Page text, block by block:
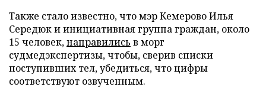
Также стало известно, что мэр Кемерово Илья
Середюк и инициативная группа граждан, около
15 человек,направились в морг
судмедэкспертизы, чтобы, сверив списки
поступивших тел, убедиться, что цифры
соответствуют озвученным.